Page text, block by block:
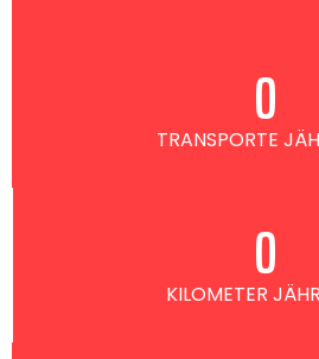
TRANSPORTE
0
KILOMETER
0